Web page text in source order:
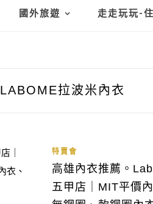
國外旅遊 走走玩玩-
LABOME拉波米內衣
特賣會
高雄內衣推薦。
五甲店｜MIT平價